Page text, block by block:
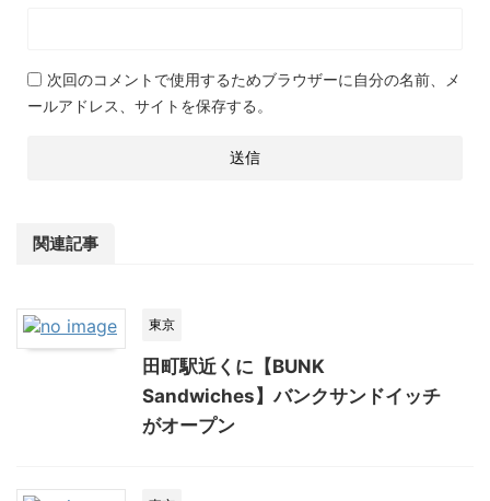
次回のコメントで使用するためブラウザーに自分の名前、メ
ールアドレス、サイトを保存する。
関連記事
東京
田町駅近くに【BUNK
Sandwiches】バンクサンドイッチ
がオープン